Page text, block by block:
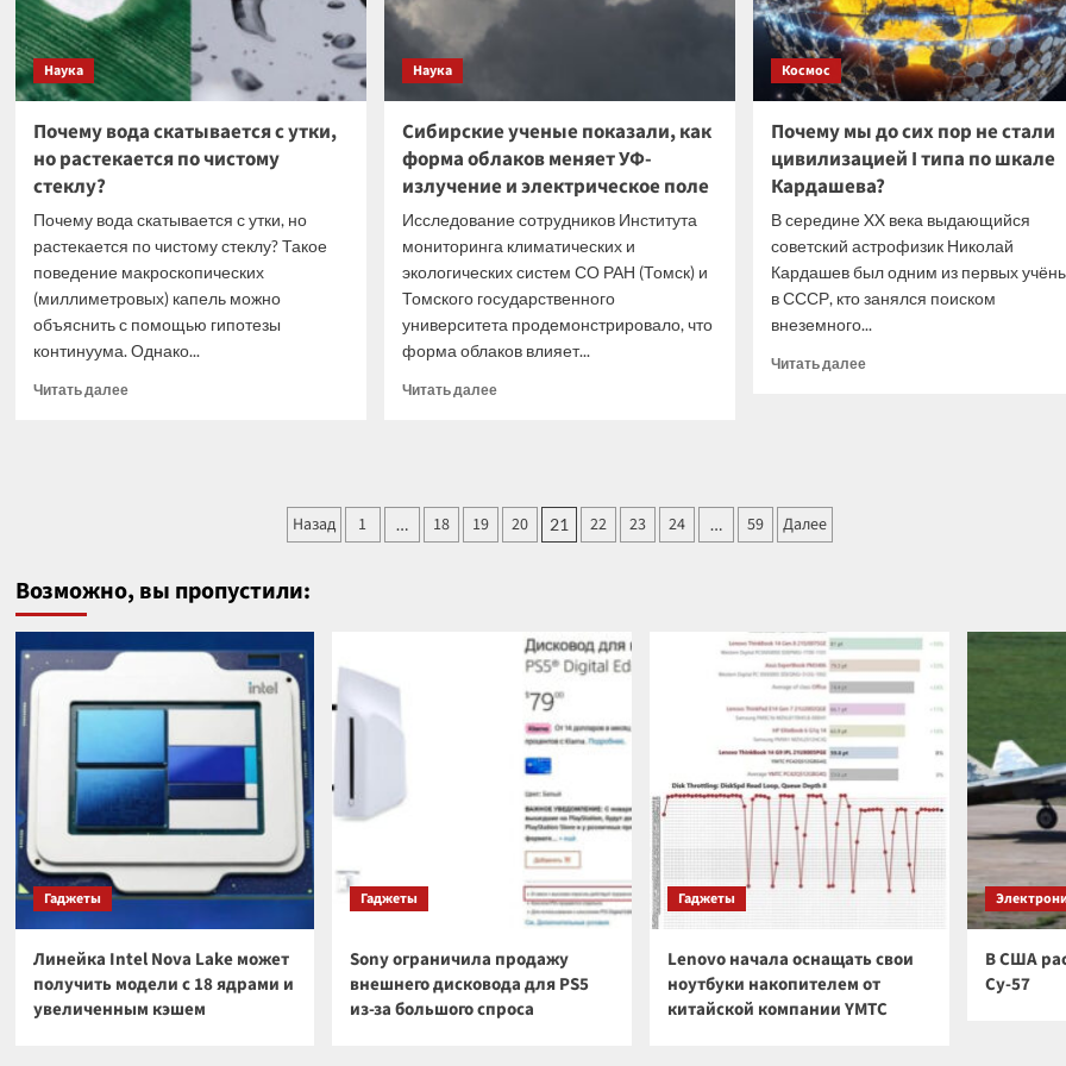
Наука
Почему вода скатывается с утки,
но растекается по чистому
стеклу?
Почему вода скатывается с утки, но
растекается по чистому стеклу? Такое
поведение макроскопических
(миллиметровых) капель можно
объяснить с помощью гипотезы
континуума. Однако...
Читать далееПрочитать
растекается
чистому
стеклу?
Наука
Сибирские ученые показали, как
форма облаков меняет УФ-
излучение и электрическое поле
Исследование сотрудников Института
мониторинга климатических и
экологических систем СО РАН (Томск) и
Томского государственного
университета продемонстрировало, что
форма облаков влияет...
Читать далееПрочитать
как
форма
излучение
электрическое
поле
Космос
Почему мы до сих пор не стали
цивилизацией I типа по шкале
Кардашева?
В середине XX века выдающийся
советский астрофизик Николай
Кардашев был одним из первых
в СССР, кто занялся поиском
внеземного...
Читать далееПрочитать
по
шкале
Кардашева?
Пагинация
Назад 1 … 18 19 20 21 22 23 24 … 59 Далее
Возможно, вы пропустили:
Гаджеты
Линейка Intel Nova Lake может
получить модели с 18 ядрами и
увеличенным кэшем
Гаджеты
Sony ограничила продажу
внешнего дисковода для PS5
из-за большого спроса
Гаджеты
Lenovo начала оснащать свои
ноутбуки накопителем от
китайской компании YMTC
В США
Су-57